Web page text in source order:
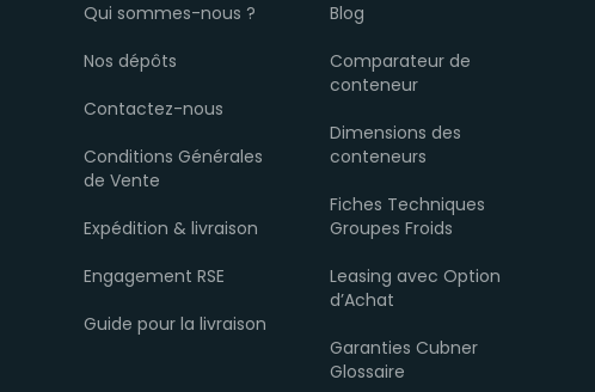
Qui sommes-nous ?
Nos dépôts
Contactez-nous
Conditions Générales
de Vente
Expédition & livraison
Engagement RSE
Guide pour la livraison
Blog
Comparateur de
conteneur
Dimensions des
conteneurs
Fiches Techniques
Groupes Froids
Leasing avec Option
d’Achat
Garanties Cubner
Glossaire